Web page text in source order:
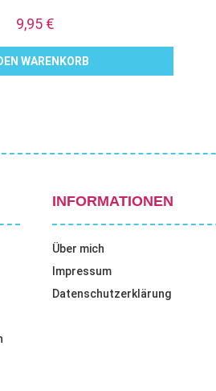
9,95 €
WARENKORB
INFORMATIONEN
Über mich
Impressum
Datenschutzerklärung